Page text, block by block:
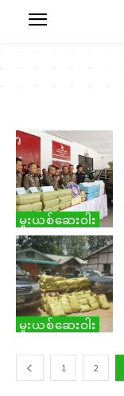
မူးယစ်ဆေးဝါး
မူးယစ်ဆေးဝါး
1 2